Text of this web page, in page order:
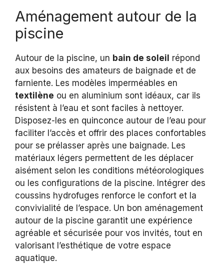
Aménagement autour de la
piscine
Autour de la piscine, un bain de soleil répond
aux besoins des amateurs de baignade et de
farniente. Les modèles imperméables en
textilène ou en aluminium sont idéaux, car ils
résistent à l’eau et sont faciles à nettoyer.
Disposez-les en quinconce autour de l’eau pour
faciliter l’accès et offrir des places confortables
pour se prélasser après une baignade. Les
matériaux légers permettent de les déplacer
aisément selon les conditions météorologiques
ou les configurations de la piscine. Intégrer des
coussins hydrofuges renforce le confort et la
convivialité de l’espace. Un bon aménagement
autour de la piscine garantit une expérience
agréable et sécurisée pour vos invités, tout en
valorisant l’esthétique de votre espace
aquatique.